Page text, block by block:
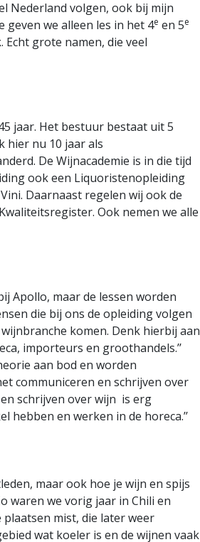
Nederland volgen, ook bij mijn
geven we alleen les in het 4e en 5e
grote namen, die veel
jaar. Het bestuur bestaat uit 5
hier nu 10 jaar als
De Wijnacademie is in die tijd
ook een Liquoristenopleiding
Daarnaast regelen wij ook de
Ook nemen we alle
Apollo, maar de lessen worden
die bij ons de opleiding volgen
komen. Denk hierbij aan
importeurs en groothandels.’’
aan bod en worden
communiceren en schrijven over
en schrijven over wijn is erg
en werken in de horeca.’’
maar ook hoe je wijn en spijs
waren we vorig jaar in Chili en
plaatsen mist, die later weer
wat koeler is en de wijnen vaak